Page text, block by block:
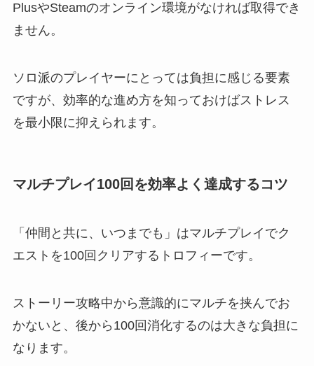
PlusやSteamのオンライン環境がなければ取得でき
ません。
ソロ派のプレイヤーにとっては負担に感じる要素
ですが、効率的な進め方を知っておけばストレス
を最小限に抑えられます。
マルチプレイ100回を効率よく達成するコツ
「仲間と共に、いつまでも」はマルチプレイでク
エストを100回クリアするトロフィーです。
ストーリー攻略中から意識的にマルチを挟んでお
かないと、後から100回消化するのは大きな負担に
なります。